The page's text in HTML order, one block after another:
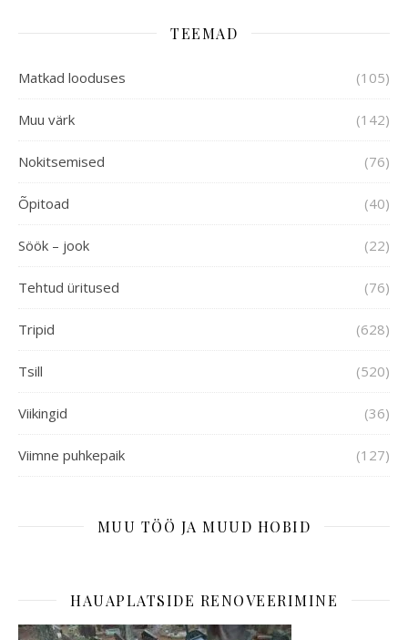
TEEMAD
Matkad looduses (105)
Muu värk (142)
Nokitsemised (76)
Õpitoad (40)
Söök – jook (22)
Tehtud üritused (76)
Tripid (628)
Tsill (520)
Viikingid (36)
Viimne puhkepaik (127)
MUU TÖÖ JA MUUD HOBID
HAUAPLATSIDE RENOVEERIMINE